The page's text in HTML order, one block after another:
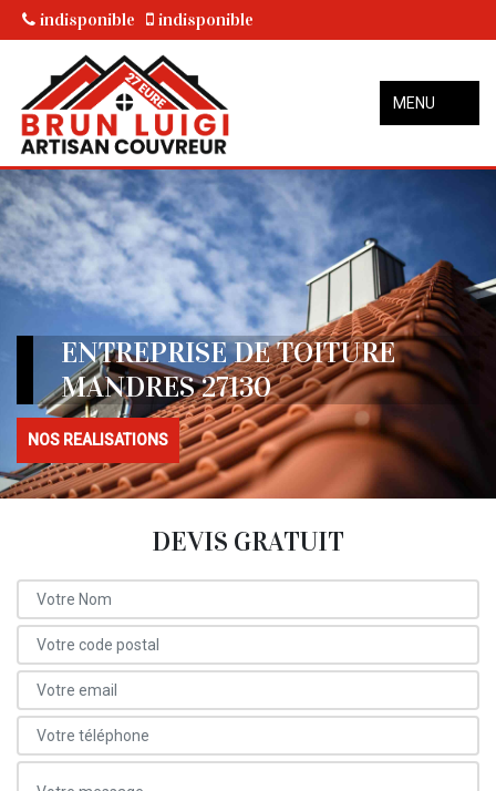
indisponible indisponible
MENU
ENTREPRISE DE TOITURE
MANDRES 27130
NOS REALISATIONS
DEVIS GRATUIT